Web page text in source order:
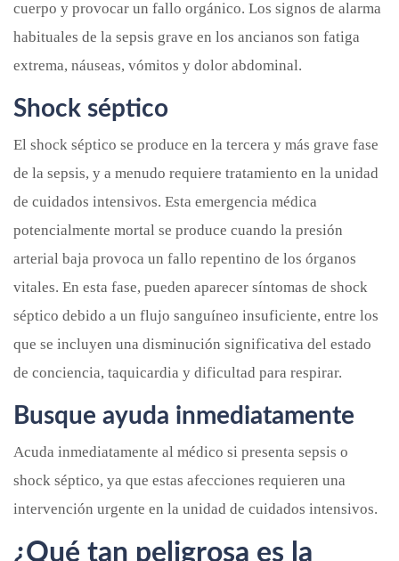
cuerpo y provocar un fallo orgánico. Los signos de alarma
habituales de la sepsis grave en los ancianos son fatiga
extrema, náuseas, vómitos y dolor abdominal.
Shock séptico
El shock séptico se produce en la tercera y más grave fase
de la sepsis, y a menudo requiere tratamiento en la unidad
de cuidados intensivos. Esta emergencia médica
potencialmente mortal se produce cuando la presión
arterial baja provoca un fallo repentino de los órganos
vitales. En esta fase, pueden aparecer síntomas de shock
séptico debido a un flujo sanguíneo insuficiente, entre los
que se incluyen una disminución significativa del estado
de conciencia, taquicardia y dificultad para respirar.
Busque ayuda inmediatamente
Acuda inmediatamente al médico si presenta sepsis o
shock séptico, ya que estas afecciones requieren una
intervención urgente en la unidad de cuidados intensivos.
¿Qué tan peligrosa es la